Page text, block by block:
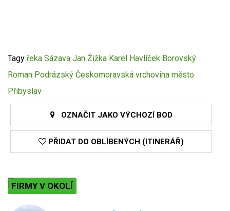
Tagy řeka Sázava Jan Žižka Karel Havlíček Borovský
Roman Podrázský Českomoravská vrchovina město
Přibyslav
OZNAČIT JAKO VÝCHOZÍ BOD
PŘIDAT DO OBLÍBENÝCH (ITINERÁŘ)
FIRMY V OKOLÍ